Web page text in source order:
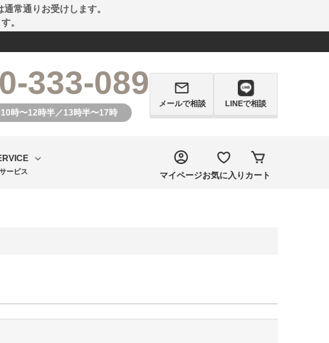
常通りお受けします。
。
333-089
時〜12時半／13時半〜17時
メールで相談 LINEで相談
サービス マイページお気に入り カート